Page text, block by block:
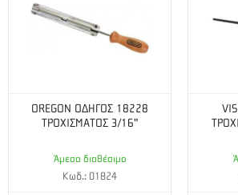
Χωρητικότητα δοχείου λαδιού (lt):
Κυβισμός (cm³):55,5
Κατανάλωση καυσίμου (g/kWh): 407
Στροφές ανά λεπτό μέγιστης ισχύος
OREGON ΟΔΗΓΟΣ 18228
ΤΡΟΧΙΣΜΑΤΟΣ 3/16"
Άμεσα διαθέσιμο
Κωδ.: 01824